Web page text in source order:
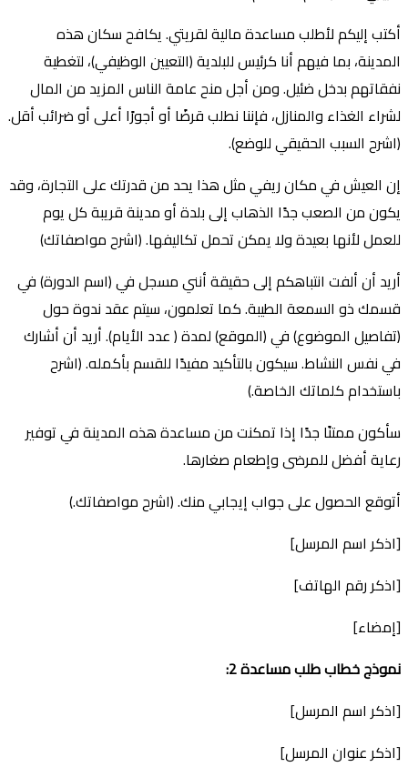
أكتب إليكم لأطلب مساعدة مالية لقريتي. يكافح سكان هذه
المدينة، بما فيهم أنا كرئيس للبلدية (التعيين الوظيفي)، لتغطية
نفقاتهم بدخل ضئيل. ومن أجل منح عامة الناس المزيد من المال
لشراء الغذاء والمنازل، فإننا نطلب قرضًا أو أجورًا أعلى أو ضرائب أقل.
(اشرح السبب الحقيقي للوضع).
إن العيش في مكان ريفي مثل هذا يحد من قدرتك على التجارة، وقد
يكون من الصعب جدًا الذهاب إلى بلدة أو مدينة قريبة كل يوم
للعمل لأنها بعيدة ولا يمكن تحمل تكاليفها. (اشرح مواصفاتك)
أريد أن ألفت انتباهكم إلى حقيقة أنني مسجل في (اسم الدورة) في
قسمك ذو السمعة الطيبة. كما تعلمون، سيتم عقد ندوة حول
(تفاصيل الموضوع) في (الموقع) لمدة ( عدد الأيام). أريد أن أشارك
في نفس النشاط. سيكون بالتأكيد مفيدًا للقسم بأكمله. (اشرح
باستخدام كلماتك الخاصة.)
سأكون ممتنًا جدًا إذا تمكنت من مساعدة هذه المدينة في توفير
رعاية أفضل للمرضى وإطعام صغارها.
أتوقع الحصول على جواب إيجابي منك. (اشرح مواصفاتك.)
[اذكر اسم المرسل]
[اذكر رقم الهاتف]
[إمضاء]
نموذج خطاب طلب مساعدة2:
[اذكر اسم المرسل]
[اذكر عنوان المرسل]